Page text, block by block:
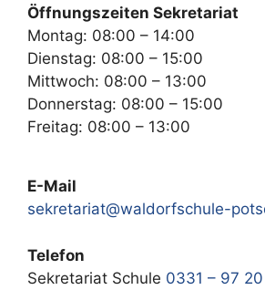
Öffnungszeiten Sekretariat
Montag: 08:00 – 14:00
Dienstag: 08:00 – 15:00
Mittwoch: 08:00 – 13:00
Donnerstag: 08:00 – 15:00
Freitag: 08:00 – 13:00
E-Mail
sekretariat@waldorfschule-
Telefon
Sekretariat Schule 0331 – 97